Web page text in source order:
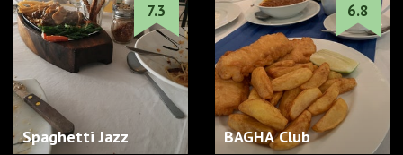
Spaghetti Jazz
7.3
BAGHA Club
6.8